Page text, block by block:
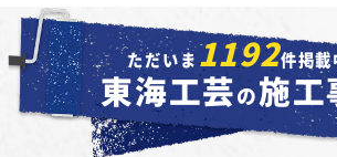
ただいま 1192件掲
東海工芸 の 施工